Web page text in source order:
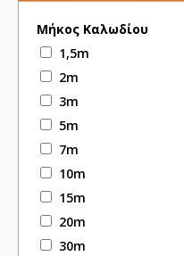
Μήκος Καλωδίου
1,5m
2m
3m
5m
7m
10m
15m
20m
30m